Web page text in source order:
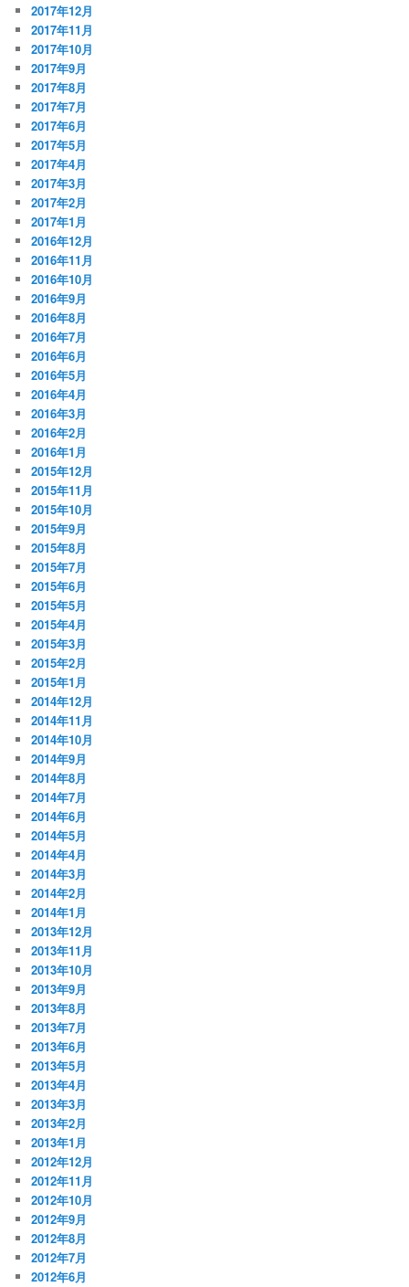
2017年12月
2017年11月
2017年10月
2017年9月
2017年8月
2017年7月
2017年6月
2017年5月
2017年4月
2017年3月
2017年2月
2017年1月
2016年12月
2016年11月
2016年10月
2016年9月
2016年8月
2016年7月
2016年6月
2016年5月
2016年4月
2016年3月
2016年2月
2016年1月
2015年12月
2015年11月
2015年10月
2015年9月
2015年8月
2015年7月
2015年6月
2015年5月
2015年4月
2015年3月
2015年2月
2015年1月
2014年12月
2014年11月
2014年10月
2014年9月
2014年8月
2014年7月
2014年6月
2014年5月
2014年4月
2014年3月
2014年2月
2014年1月
2013年12月
2013年11月
2013年10月
2013年9月
2013年8月
2013年7月
2013年6月
2013年5月
2013年4月
2013年3月
2013年2月
2013年1月
2012年12月
2012年11月
2012年10月
2012年9月
2012年8月
2012年7月
2012年6月